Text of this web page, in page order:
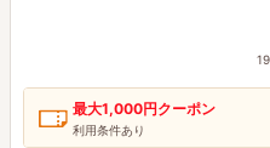
最大1,000円クーポン
利用条件あり